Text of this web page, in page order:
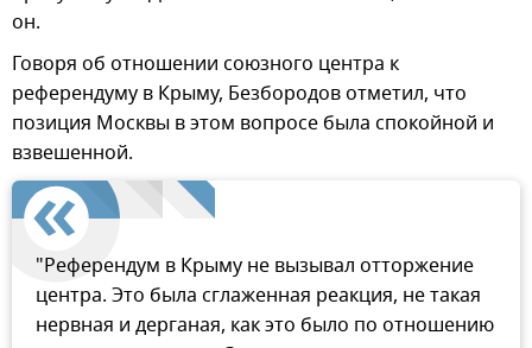
он.
Говоря об отношении союзного центра к
референдуму в Крыму, Безбородов отметил, что
позиция Москвы в этом вопросе была спокойной и
взвешенной.
"Референдум в Крыму не вызывал отторжение
центра. Это была сглаженная реакция, не такая
нервная и дерганая, как это было по отношению